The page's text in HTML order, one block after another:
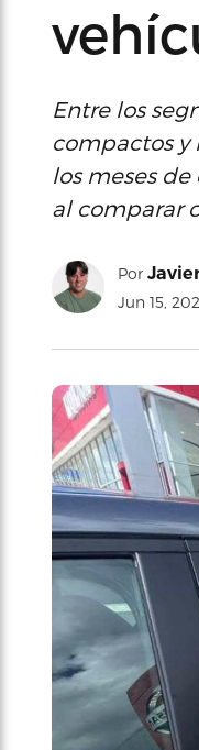
Entre los
compactos y
los meses
al comparar
Por
Jun 15,